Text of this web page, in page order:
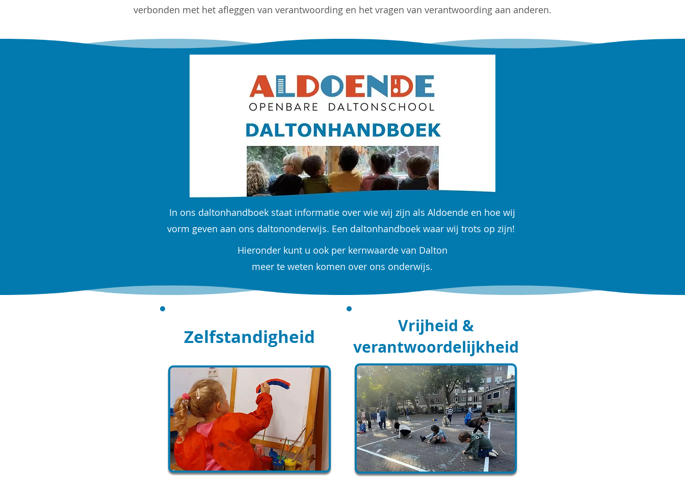
verbonden met het afleggen van verantwoording en het vragen van verantwoording aan anderen.
In ons daltonhandboek staat informatie over wie wij zijn als Aldoende en hoe wij
vorm geven aan ons daltononderwijs. Een daltonhandboek waar wij trots op zijn!
Hieronder kunt u ook per kernwaarde van Dalton
meer te weten komen over ons onderwijs.
Zelfstandigheid
Vrijheid &
verantwoordelijkheid